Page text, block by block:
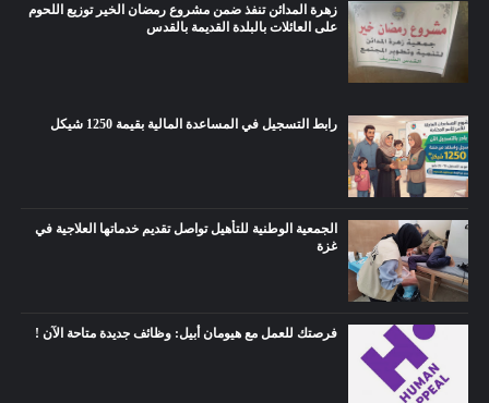
زهرة المدائن تنفذ ضمن مشروع رمضان الخير توزيع اللحوم
على العائلات بالبلدة القديمة بالقدس
رابط التسجيل في المساعدة المالية بقيمة 1250 شيكل
الجمعية الوطنية للتأهيل تواصل تقديم خدماتها العلاجية في
غزة
فرصتك للعمل مع هيومان أبيل: وظائف جديدة متاحة الآن !